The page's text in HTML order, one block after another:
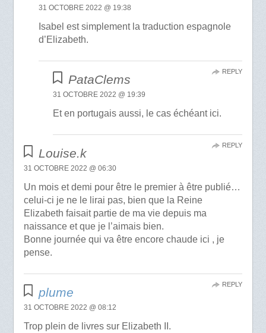
31 OCTOBRE 2022 @ 19:38
Isabel est simplement la traduction espagnole
d’Elizabeth.
PataClems
31 OCTOBRE 2022 @ 19:39
Et en portugais aussi, le cas échéant ici.
REPLY
Louise.k
31 OCTOBRE 2022 @ 06:30
Un mois et demi pour être le premier à être publié…
celui-ci je ne le lirai pas, bien que la Reine
Elizabeth faisait partie de ma vie depuis ma
naissance et que je l’aimais bien.
Bonne journée qui va être encore chaude ici , je
pense.
REPLY
plume
31 OCTOBRE 2022 @ 08:12
Trop plein de livres sur Elizabeth II.
REPLY